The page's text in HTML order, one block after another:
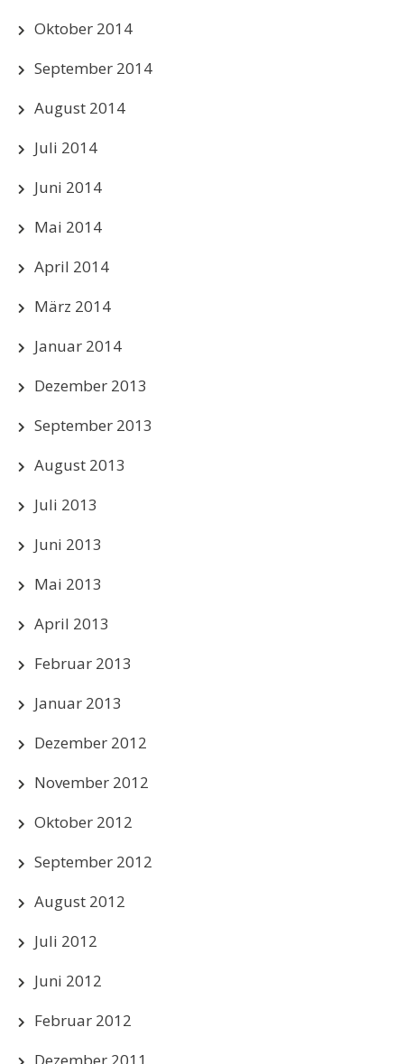
Oktober 2014
September 2014
August 2014
Juli 2014
Juni 2014
Mai 2014
April 2014
März 2014
Januar 2014
Dezember 2013
September 2013
August 2013
Juli 2013
Juni 2013
Mai 2013
April 2013
Februar 2013
Januar 2013
Dezember 2012
November 2012
Oktober 2012
September 2012
August 2012
Juli 2012
Juni 2012
Februar 2012